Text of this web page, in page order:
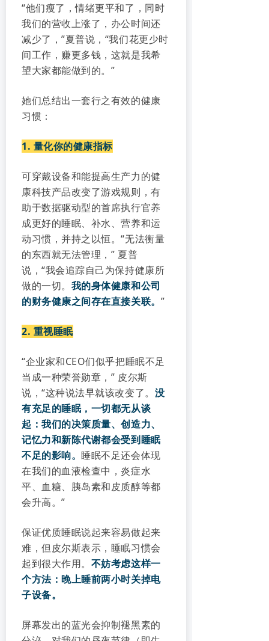
“他们瘦了，情绪更平和了，同时
我们的营收上涨了，办公时间还
减少了，”夏普说，“我们花更少时
间工作，赚更多钱，这就是我希
望大家都能做到的。”
她们总结出一套行之有效的健康
习惯：
1. 量化你的健康指标
可穿戴设备和能提高生产力的健
康科技产品改变了游戏规则，有
助于数据驱动型的首席执行官养
成更好的睡眠、补水、营养和运
动习惯，并持之以恒。“无法衡量
的东西就无法管理，” 夏普
说，“我会追踪自己为保持健康所
做的一切。 我的身体健康和公司
的财务健康之间存在直接关联。 ”
2. 重视睡眠
“企业家和CEO们似乎把睡眠不足
当成一种荣誉勋章，” 皮尔斯
说，“这种说法早就该改变了。 没
有充足的睡眠，一切都无从谈
起：我们的决策质量、创造力、
记忆力和新陈代谢都会受到睡眠
不足的影响。睡眠不足还会体现
在我们的血液检查中，炎症水
平、血糖、胰岛素和皮质醇等都
会升高。”
保证优质睡眠说起来容易做起来
难，但皮尔斯表示，睡眠习惯会
起到很大作用。 不妨考虑这样一
个方法：晚上睡前两小时关掉电
子设备。
屏幕发出的蓝光会抑制褪黑素的